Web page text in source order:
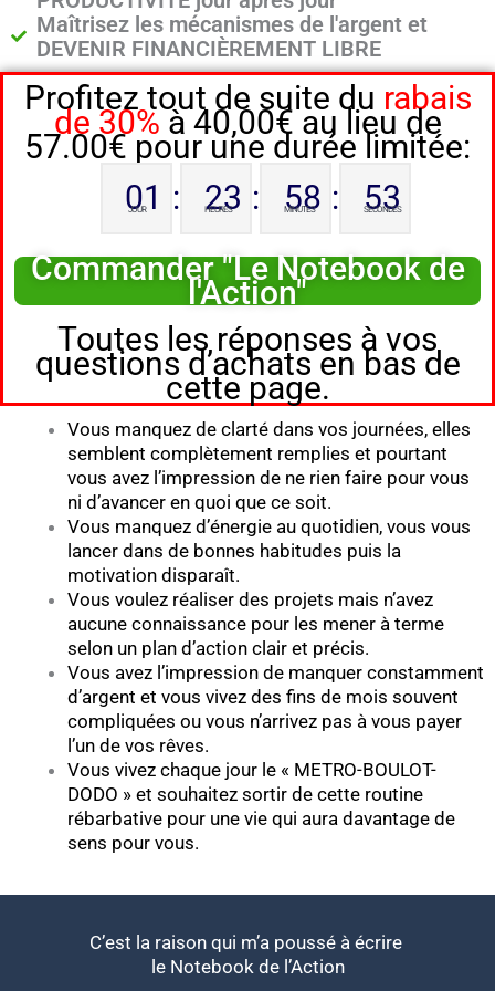
Maîtrisez les mécanismes de l'argent et
DEVENIR FINANCIÈREMENT LIBRE
Profitez tout de suite du rabais
de 30%à 40,00€ au lieu de
57.00€ pour une durée limitée:
01
JOUR : 23
HEURES : 58
MINUTES : 52
SECONDES
Commander "Le Notebook de
l'Action"
Toutes les réponses à vos
questions d’achats en bas de
cette page.
Vous manquez de clarté dans vos journées, elles
semblent complètement remplies et pourtant
vous avez l’impression de ne rien faire pour vous
ni d’avancer en quoi que ce soit.
Vous manquez d’énergie au quotidien, vous vous
lancer dans de bonnes habitudes puis la
motivation disparaît.
Vous voulez réaliser des projets mais n’avez
aucune connaissance pour les mener à terme
selon un plan d’action clair et précis.
Vous avez l’impression de manquer constamment
d’argent et vous vivez des fins de mois souvent
compliquées ou vous n’arrivez pas à vous payer
l’un de vos rêves.
Vous vivez chaque jour le « METRO-BOULOT-
DODO » et souhaitez sortir de cette routine
rébarbative pour une vie qui aura davantage de
sens pour vous.
C’est la raison qui m’a poussé à écrire
le Notebook de l’Action